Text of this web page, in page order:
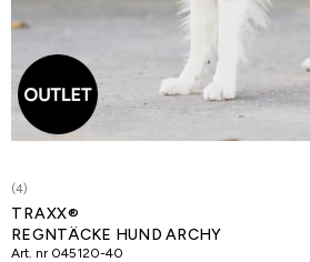
(4)
TRAXX®
REGNTÄCKE HUND ARCHY
Art. nr 045120-40